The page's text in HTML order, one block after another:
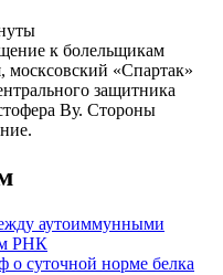
к болельщикам
москсовский «Спартак»
защитника
Ву. Стороны
аутоиммунными
РНК
о суточной норме белка